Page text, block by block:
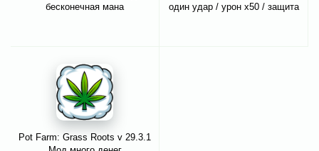
бесконечная мана
один удар / урон x50 / защита
Pot Farm: Grass Roots v 29.3.1